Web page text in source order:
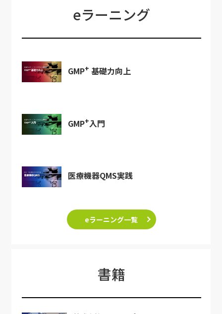
eラーニング
GMP+ 基礎力向上
GMP+入門
医療機器QMS実践
eラーニング一覧
書籍